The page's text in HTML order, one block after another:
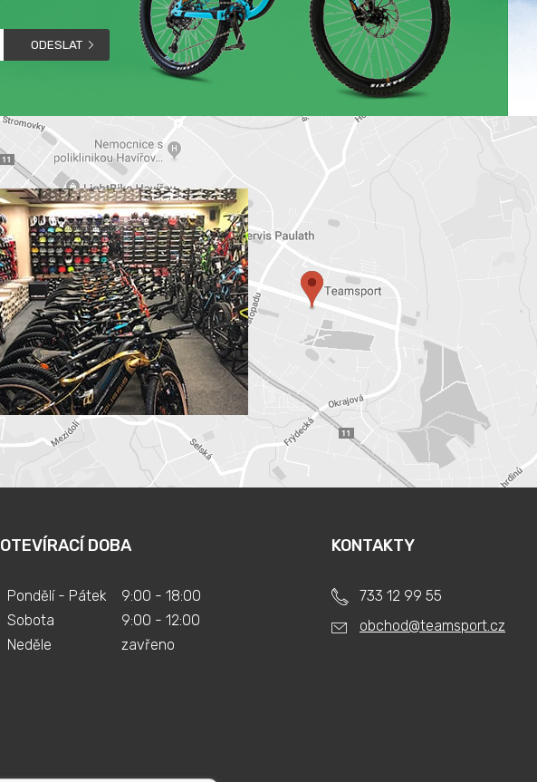
ODESLAT
OTEVÍRACÍ DOBA
Pondělí - Pátek
Sobota
Neděle
9:00 - 18:00
9:00 - 12:00
zavřeno
KONTAKTY
733 12 99 55
obchod@teamsport.cz